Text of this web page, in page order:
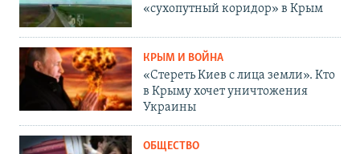
«сухопутный коридор» в Крым
КРЫМ И ВОЙНА
«Стереть Киев с лица земли». Кто
в Крыму хочет уничтожения
Украины
ОБЩЕСТВО